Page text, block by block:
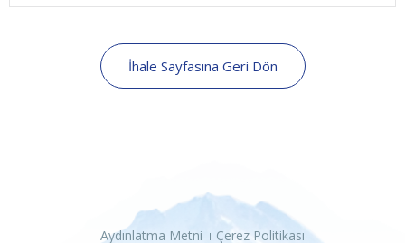
İhale Sayfasına Geri Dön
Aydınlatma Metni Çerez Politikası